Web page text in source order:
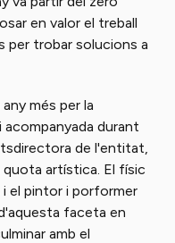
en valor el treball
per trobar solucions a
més per la
acompanyada durant
de l'entitat,
quota artística. El físic
el pintor i porformer
faceta en
amb el